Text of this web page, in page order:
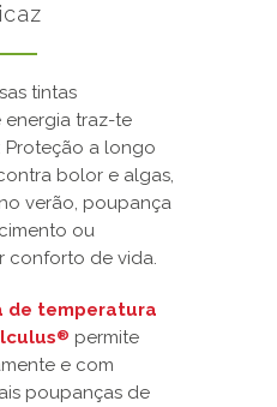
tintas
traz-te
Proteção a longo
bolor e algas,
verão, poupança
ou
conforto de vida.
de temperatura
® permite
e com
poupanças de